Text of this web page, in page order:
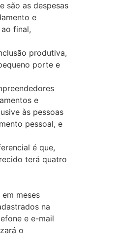
são as despesas
e
final,
produtiva,
porte e
e
às pessoas
pessoal, e
é que,
terá quatro
em meses
na
e e-mail
o